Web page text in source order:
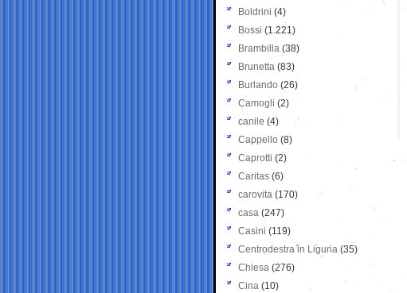
Boldrini (4)
Bossi (1.221)
Brambilla (38)
Brunetta (83)
Burlando (26)
Camogli (2)
canile (4)
Cappello (8)
Caprotti (2)
Caritas (6)
carovita (170)
casa (247)
Casini (119)
Centrodestra in Liguria (35)
Chiesa (276)
Cina (10)